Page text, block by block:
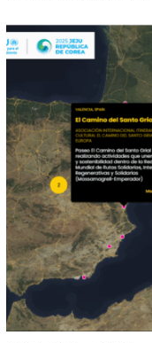
0
2
5